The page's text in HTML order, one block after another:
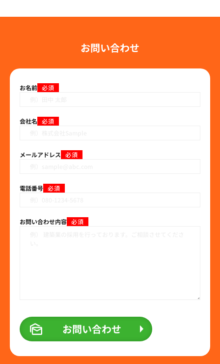
お問い合わせ
お名前 必須
会社名 必須
メールアドレス 必須
電話番号 必須
お問い合わせ内容 必須